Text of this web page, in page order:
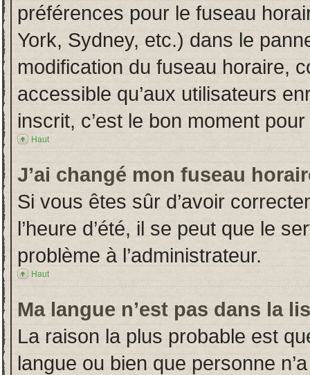
préférences pour le fuseau
York, Sydney, etc.) dans le
modification du fuseau horaire,
accessible qu’aux utilisateurs
inscrit, c’est le bon moment
Haut
J’ai changé mon fuseau
Si vous êtes sûr d’avoir
l’heure d’été, il se peut que le
problème à l’administrateur.
Haut
Ma langue n’est pas dans la
La raison la plus probable est
langue ou bien que personne